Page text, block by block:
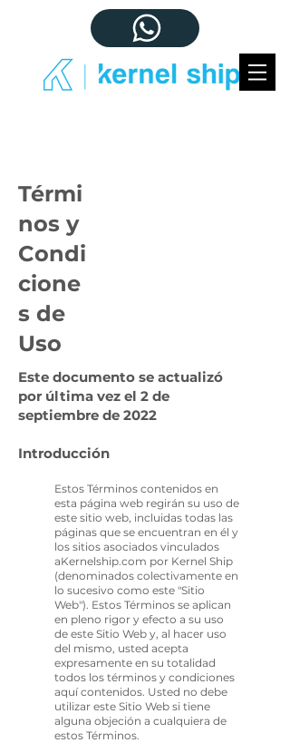
Térmi
nos y
Condi
cione
s de
Uso
Este documento se actualizó
por última vez el 2 de
septiembre de 2022
Introducción
Estos Términos contenidos en
esta página web regirán su uso de
este sitio web, incluidas todas las
páginas que se encuentran en él y
los sitios asociados vinculados
aKernelship.com por Kernel Ship
(denominados colectivamente en
lo sucesivo como este "Sitio
Web"). Estos Términos se aplican
en pleno rigor y efecto a su uso
de este Sitio Web y, al hacer uso
del mismo, usted acepta
expresamente en su totalidad
todos los términos y condiciones
aquí contenidos. Usted no debe
utilizar este Sitio Web si tiene
alguna objeción a cualquiera de
estos Términos.